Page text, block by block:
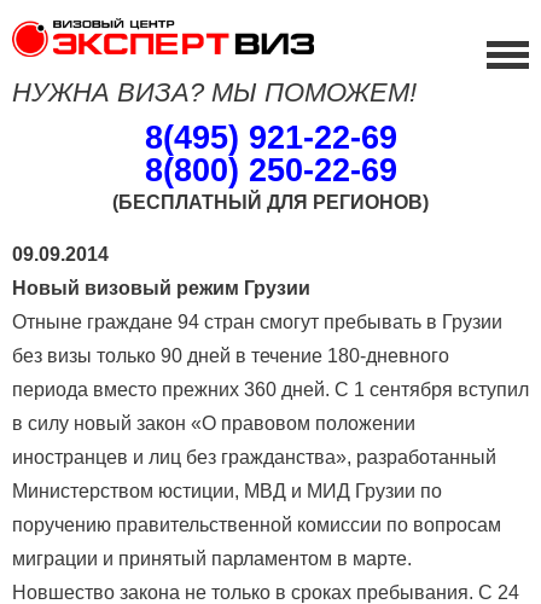
НУЖНА ВИЗА? МЫ ПОМОЖЕМ!
8(495) 921-22-69
8(800) 250-22-69
(БЕСПЛАТНЫЙ ДЛЯ РЕГИОНОВ)
09.09.2014
Новый визовый режим Грузии
Отныне граждане 94 стран смогут пребывать в Грузии
без визы только 90 дней в течение 180-дневного
периода вместо прежних 360 дней. С 1 сентября вступил
в силу новый закон «О правовом положении
иностранцев и лиц без гражданства», разработанный
Министерством юстиции, МВД и МИД Грузии по
поручению правительственной комиссии по вопросам
миграции и принятый парламентом в марте.
Новшество закона не только в сроках пребывания. С 24